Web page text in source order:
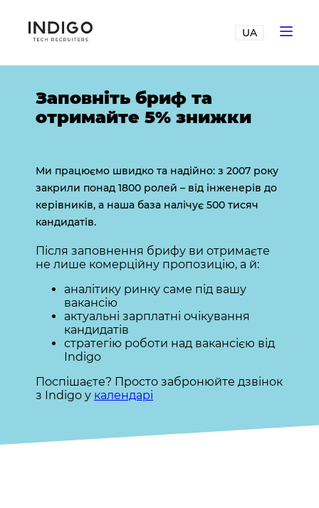
UA
Заповніть бриф та
отримайте 5% знижки
Ми працюємо швидко та надійно: з 2007 року
закрили понад 1800 ролей – від інженерів до
керівників, а наша база налічує 500 тисяч
кандидатів.
Після заповнення брифу ви отримаєте
не лише комерційну пропозицію, а й:
аналітику ринку саме під вашу
вакансію
актуальні зарплатні очікування
кандидатів
стратегію роботи над вакансією від
Indigo
Поспішаєте? Просто забронюйте дзвінок
з Indigo у календарі